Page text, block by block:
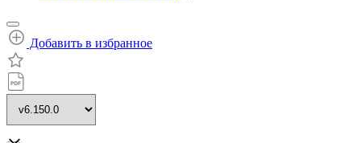
Добавить в избранное